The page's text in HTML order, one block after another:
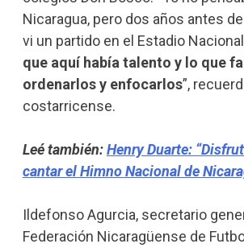
Nicaragua, pero dos años antes
vi un partido en el Estadio
que aquí había talento y lo que
ordenarlos y enfocarlos”,
costarricense.
Leé también:Henry Duarte:
cantar el Himno Nacional de
Ildefonso Agurcia, secretario
Federación Nicaragüense de